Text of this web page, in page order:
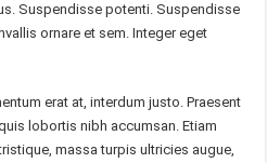
Suspendisse potenti. Suspendisse
ornare et sem. Integer eget
erat at, interdum justo. Praesent
lobortis nibh accumsan. Etiam
massa turpis ultricies augue,